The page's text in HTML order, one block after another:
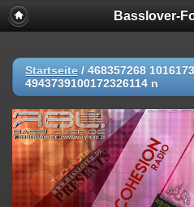
Basslover-
Startseite / 468357268
4943739100172326114 n